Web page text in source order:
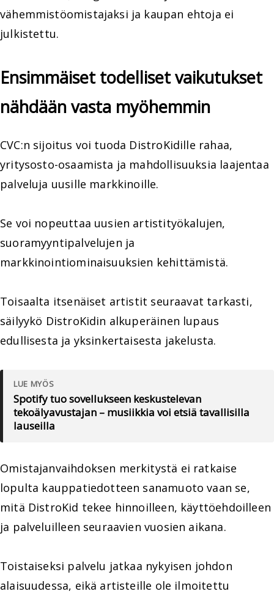
vähemmistöomistajaksi ja kaupan ehtoja ei
julkistettu.
Ensimmäiset todelliset vaikutukset
nähdään vasta myöhemmin
CVC:n sijoitus voi tuoda DistroKidille rahaa,
yritysosto-osaamista ja mahdollisuuksia laajentaa
palveluja uusille markkinoille.
Se voi nopeuttaa uusien artistityökalujen,
suoramyyntipalvelujen ja
markkinointiominaisuuksien kehittämistä.
Toisaalta itsenäiset artistit seuraavat tarkasti,
säilyykö DistroKidin alkuperäinen lupaus
edullisesta ja yksinkertaisesta jakelusta.
LUE MYÖS
Spotify tuo sovellukseen keskustelevan
tekoälyavustajan – musiikkia voi etsiä tavallisilla
lauseilla
Omistajanvaihdoksen merkitystä ei ratkaise
lopulta kauppatiedotteen sanamuoto vaan se,
mitä DistroKid tekee hinnoilleen, käyttöehdoilleen
ja palveluilleen seuraavien vuosien aikana.
Toistaiseksi palvelu jatkaa nykyisen johdon
alaisuudessa, eikä artisteille ole ilmoitettu